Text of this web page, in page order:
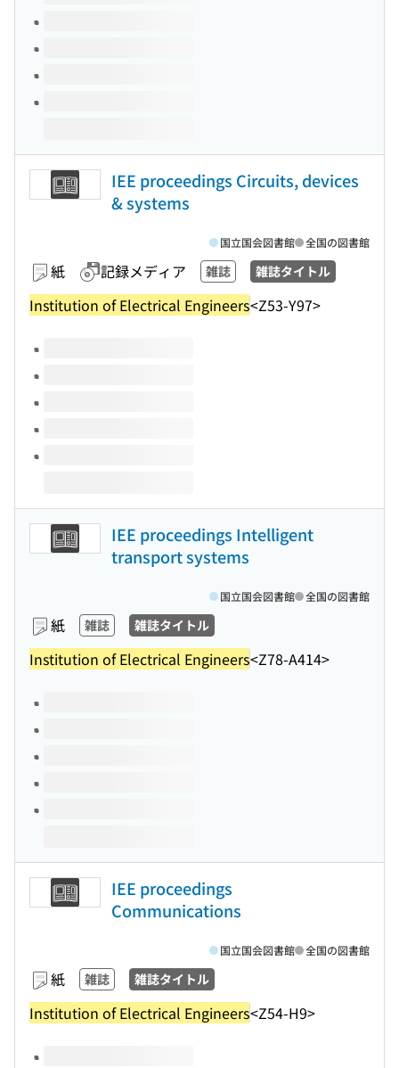
IEE proceedings Circuits, devices
& systems
紙 記録メディア 雑誌 雑誌タイトル
Institution of Electrical Engineers<Z53-Y97>
国立国会図書館 全国の図書館
このタイトルの巻号
IEE proceedings Intelligent
transport systems
紙 雑誌 雑誌タイトル
Institution of Electrical Engineers<Z78-A414>
国立国会図書館 全国の図書館
このタイトルの巻号
IEE proceedings
Communications
紙 雑誌 雑誌タイトル
Institution of Electrical Engineers<Z54-H9>
国立国会図書館 全国の図書館
このタイトルの巻号